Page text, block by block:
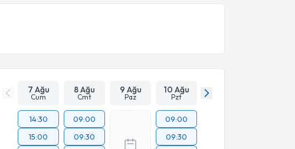
7 Ağu
Cum
8 Ağu
Cmt
9 Ağu
Paz
10 Ağu
Pzt
14:30
15:00
09:00
09:30
09:00
09:30